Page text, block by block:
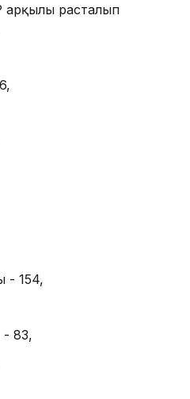
арқылы расталып
- 154,
- 83,